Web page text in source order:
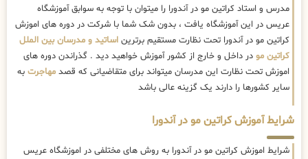
مدرس و استاد کراتین مو در آندورا را میتوان با توجه به سوابق آموزشگاه
عریس در این آموزشگاه یافت ، بدون شک شما با شرکت در دوره های اموزش
کراتین مو در آندورا تحت نظارت مستقیم برترین اساتید و مدرسان بین الملل
کراتین مو در داخل و خارج از کشور آموزش خواهید دید . گذراندن دوره های
اموزش تحت نظارت این مدرسان میتواند برای متقاضیانی که قصد مهاجرت به
سایر کشورها را دارند یک گزینه عالی باشد
شرایط آموزش کراتین مو در آندورا
شرایط اموزش کراتین مو در آندورا به روش های مختلفی در اموزشگاه عریس